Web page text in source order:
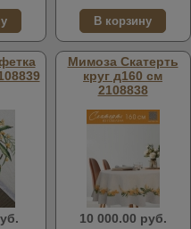
Мимоза Скатерть
круг д160 см
2108838
10 000.00 руб.